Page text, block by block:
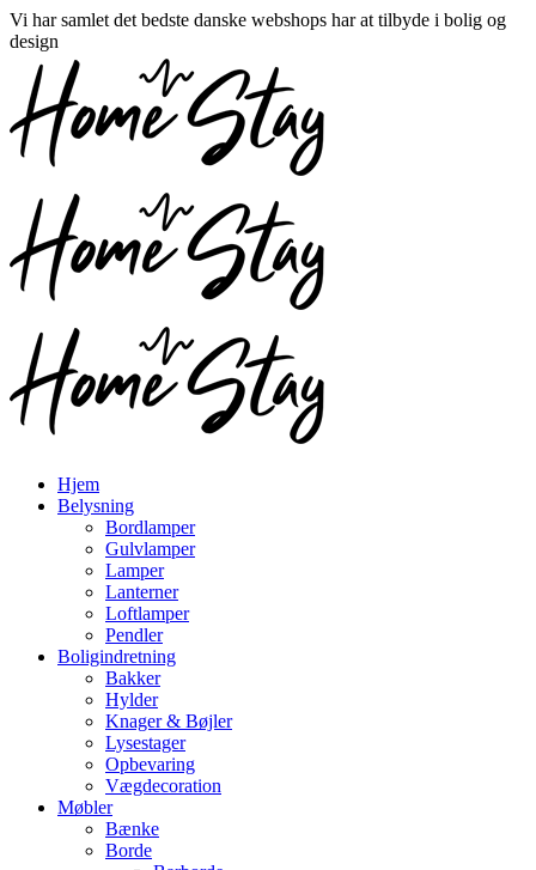
Vi har samlet det bedste danske webshops har at tilbyde i bolig og
design
Hjem
Belysning
Bordlamper
Gulvlamper
Lamper
Lanterner
Loftlamper
Pendler
Boligindretning
Bakker
Hylder
Knager & Bøjler
Lysestager
Opbevaring
Vægdecoration
Møbler
Bænke
Borde